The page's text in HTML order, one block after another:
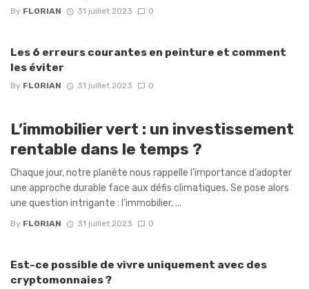
By FLORIAN 31 juillet 2023 0
Les 6 erreurs courantes en peinture et comment
les éviter
By FLORIAN 31 juillet 2023 0
L’immobilier vert : un investissement
rentable dans le temps ?
Chaque jour, notre planète nous rappelle l’importance d’adopter
une approche durable face aux défis climatiques. Se pose alors
une question intrigante : l’immobilier, ...
By FLORIAN 31 juillet 2023 0
Est-ce possible de vivre uniquement avec des
cryptomonnaies ?